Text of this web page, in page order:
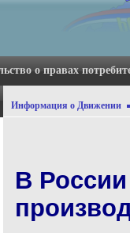
о правах
Информация о Движении
В